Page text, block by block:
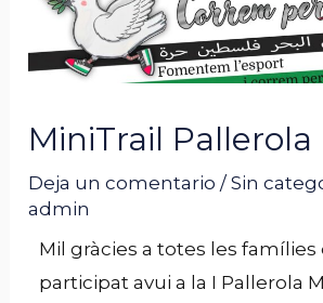
MiniTrail Pallerola
Deja un comentario /Sin
admin
Mil gràcies a totes les famílies
participat avui a la I Pallerola